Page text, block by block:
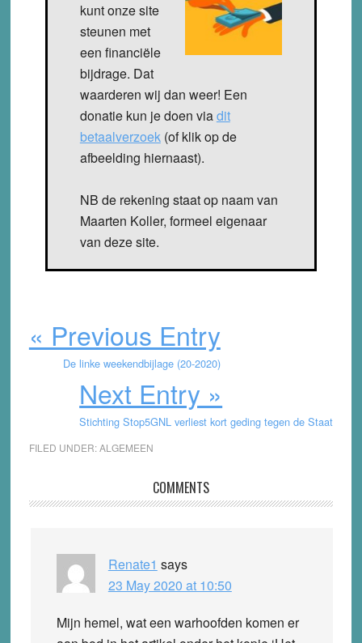
kunt onze site
steunen met
een financiële
bijdrage. Dat
waarderen wij dan weer! Een
donatie kun je doen viadit
betaalverzoek(of klik op de
afbeelding hiernaast).
NB de rekening staat op naam van
Maarten Koller, formeel eigenaar
van deze site.
« Previous Entry
De linke weekendbijlage (20-2020)
Next Entry »
Stichting Stop5GNL verliest kort geding tegen de Staat
FILED UNDER:ALGEMEEN
Interactions
COMMENTS
Renate1 says
23 May 2020 at 10:50
Mijn hemel, wat een warhoofden komen er